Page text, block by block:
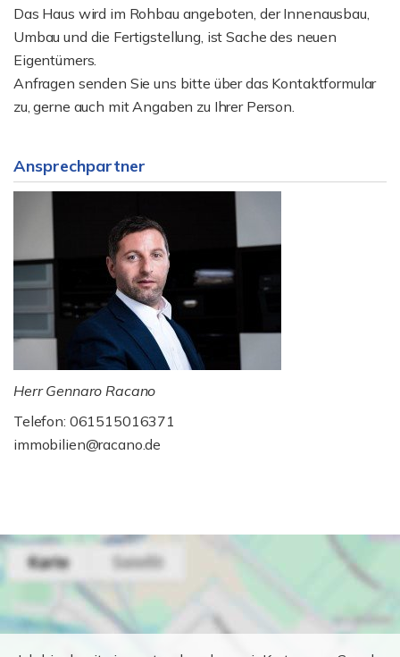
Das Haus wird im Rohbau angeboten, der Innenausbau,
Umbau und die Fertigstellung, ist Sache des neuen
Eigentümers.
Anfragen senden Sie uns bitte über das Kontaktformular
zu, gerne auch mit Angaben zu Ihrer Person.
Ansprechpartner
Herr Gennaro Racano
Telefon: 061515016371
immobilien@racano.de